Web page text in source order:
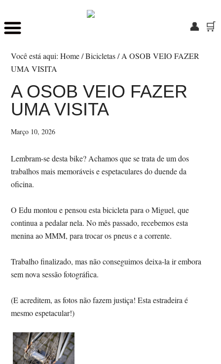
Skip
main
content
Saltar
rodapé
Você está aqui:Home /Bicicletas /A OSOB VEIO FAZER
UMA VISITA
A OSOB VEIO FAZER
UMA VISITA
Março 10, 2026
Lembram-se desta bike? Achamos que se trata de um dos
trabalhos mais memoráveis e espetaculares do duende da
oficina.
O Edu montou e pensou esta bicicleta para o Miguel, que
continua a pedalar nela. No mês passado, recebemos esta
menina ao MMM, para trocar os pneus e a corrente.
Trabalho finalizado, mas não conseguimos deixa-la ir embora
sem nova sessão fotográfica.
(E acreditem, as fotos não fazem justiça! Esta estradeira é
mesmo espetacular!)
👤 🛒